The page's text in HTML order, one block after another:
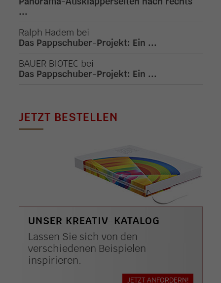
...
Ralph Hadem bei
Das Pappschuber-Projekt: Ein ...
BAUER BIOTEC bei
Das Pappschuber-Projekt: Ein ...
JETZT BESTELLEN
UNSER KREATIV-KATALOG
Lassen Sie sich von den
verschiedenen Beispielen
inspirieren.
JETZT ANFORDERN!